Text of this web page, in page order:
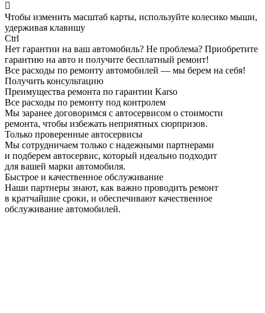

Чтобы изменить масштаб карты, используйте колесико мыши,
удерживая клавишу
Ctrl
Нет гарантии на ваш автомобиль? Не проблема? Приобретите
гарантию на авто и получите бесплатный ремонт!
Все расходы по ремонту автомобилей — мы берем на себя!
Получить консультацию
Преимущества ремонта по гарантии Karso
Все расходы по ремонту под контролем
Мы заранее договоримся с автосервисом о стоимости
ремонта, чтобы избежать неприятных сюрпризов.
Только проверенные автосервисы
Мы сотрудничаем только с надежными партнерами
и подберем автосервис, который идеально подходит
для вашей марки автомобиля.
Быстрое и качественное обслуживание
Наши партнеры знают, как важно проводить ремонт
в кратчайшие сроки, и обеспечивают качественное
обслуживание автомобилей.